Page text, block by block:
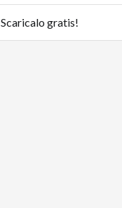
Scaricalo gratis!